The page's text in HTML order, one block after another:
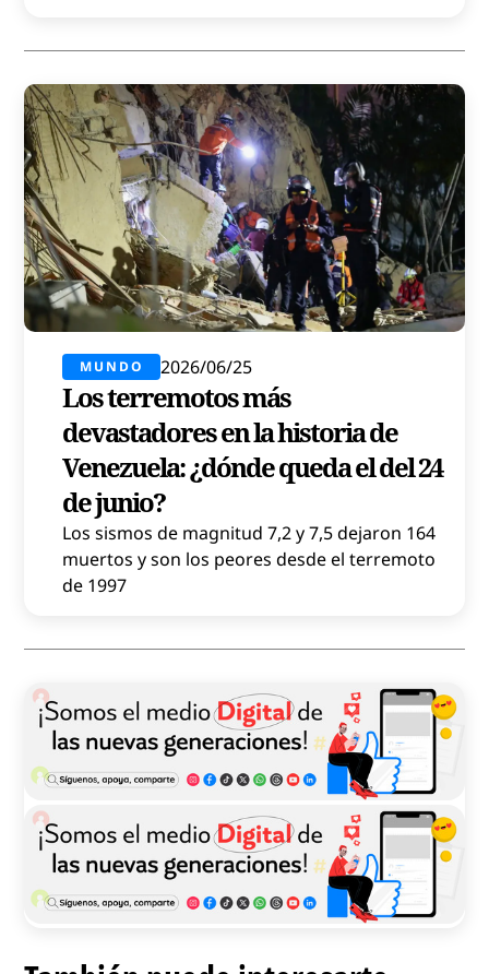
MUNDO 2026/06/25
Los terremotos más
devastadores en la historia de
Venezuela: ¿dónde queda el del 24
de junio?
Los sismos de magnitud 7,2 y 7,5 dejaron 164
muertos y son los peores desde el terremoto
de 1997